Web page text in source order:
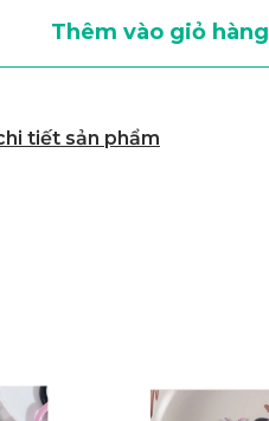
Thêm vào giỏ hàng
tiết sản phẩm